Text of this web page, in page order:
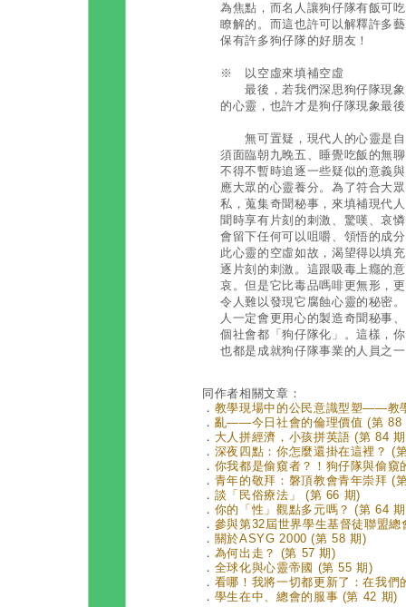
為焦點，而名人讓狗仔隊有飯可
瞭解的。而這也許可以解釋許多
保有許多狗仔隊的好朋友！
※ 以空虛來填補空虛
最後，若我們深思狗仔隊現象
的心靈，也許才是狗仔隊現象最
無可置疑，現代人的心靈是自
須面臨朝九晚五、睡覺吃飯的無
不得不暫時追逐一些疑似的意義
應大眾的心靈養分。為了符合大
私，蒐集奇聞秘事，來填補現代
聞時享有片刻的刺激、驚嘆、哀
會留下任何可以咀嚼、領悟的成
此心靈的空虛如故，渴望得以填
逐片刻的刺激。這跟吸毒上癮的
哀。但是它比毒品嗎啡更無形，
令人難以發現它腐蝕心靈的秘密
人一定會更用心的製造奇聞秘事
個社會都「狗仔隊化」。這樣，
也都是成就狗仔隊事業的人員之
同作者相關文章：
． 教學現場中的公民意識型塑——教
． 亂——今日社會的倫理價值 (第 88
． 大人拼經濟，小孩拼英語 (第 84
． 深夜四點：你怎麼還掛在這裡？ (
． 你我都是偷窺者？！狗仔隊與偷
． 青年的敬拜：磐頂教會青年崇拜 (
． 談「民俗療法」 (第 66 期)
． 你的「性」觀點多元嗎？ (第 64
． 參與第32屆世界學生基督徒聯盟
． 關於ASYG 2000 (第 58 期)
． 為何出走？ (第 57 期)
． 全球化與心靈帝國 (第 55 期)
． 看哪！我將一切都更新了：在我
． 學生在中、總會的服事 (第 42 期)